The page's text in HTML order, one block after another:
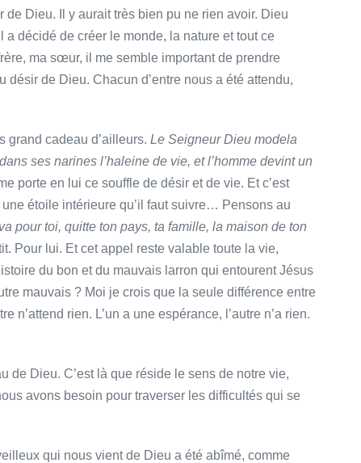
de Dieu. Il y aurait très bien pu ne rien avoir. Dieu
décidé de créer le monde, la nature et tout ce
ma sœur, il me semble important de prendre
de Dieu. Chacun d’entre nous a été attendu,
grand cadeau d’ailleurs. Le Seigneur Dieu modela
ses narines l’haleine de vie, et l’homme devint un
porte en lui ce souffle de désir et de vie. Et c’est
étoile intérieure qu’il faut suivre… Pensons au
pour toi, quitte ton pays, ta famille, la maison de ton
Pour lui. Et cet appel reste valable toute la vie,
du bon et du mauvais larron qui entourent Jésus
mauvais ? Moi je crois que la seule différence entre
n’attend rien. L’un a une espérance, l’autre n’a rien.
de Dieu. C’est là que réside le sens de notre vie,
avons besoin pour traverser les difficultés qui se
qui nous vient de Dieu a été abîmé, comme